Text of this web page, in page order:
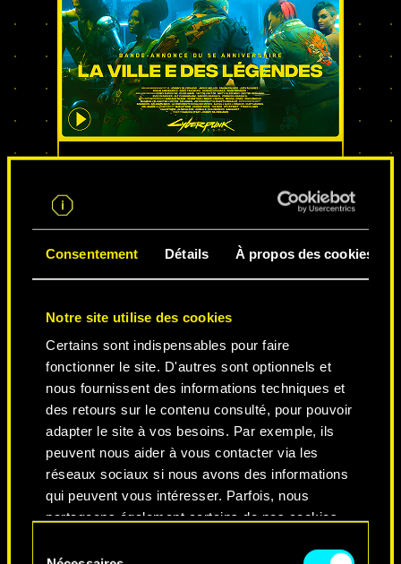
Consentement Détails À propos des cookies
Notre site utilise des cookies
Certains sont indispensables pour faire
fonctionner le site. D'autres sont optionnels et
nous fournissent des informations techniques et
des retours sur le contenu consulté, pour pouvoir
adapter le site à vos besoins. Par exemple, ils
peuvent nous aider à vous contacter via les
réseaux sociaux si nous avons des informations
qui peuvent vous intéresser. Parfois, nous
partageons également certains de nos cookies
optionnels ne seront appliqués qu'avec votre
LA VILLE DES LÉGENDES
NEVER FADE AWAY